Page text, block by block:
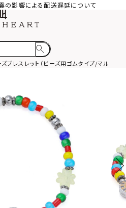
の影響による配送遅延について
ブレスレット（ビーズ用ゴムタイプ/マルチ）